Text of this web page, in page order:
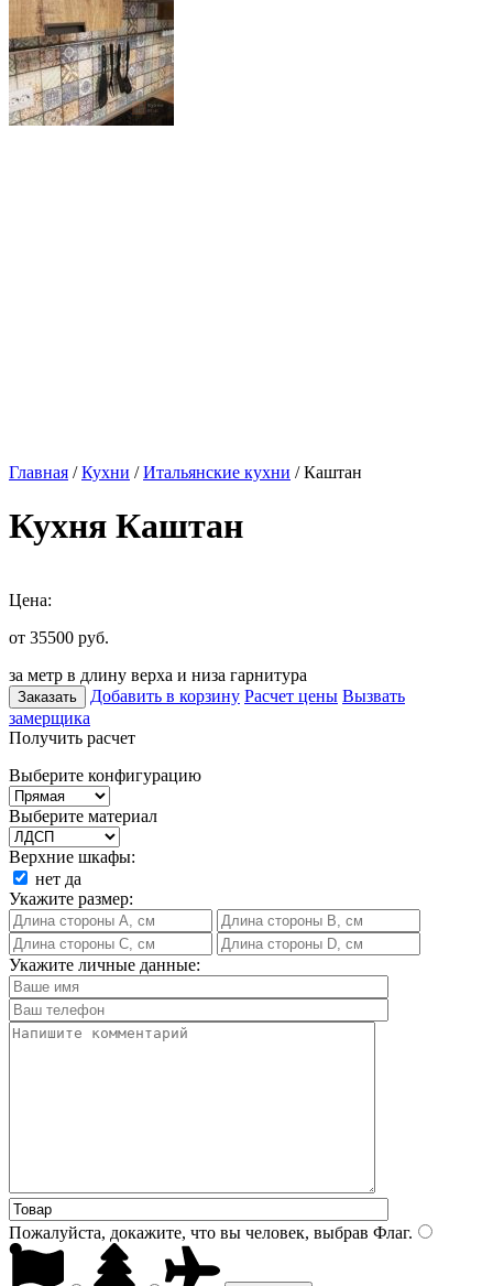
Главная /Кухни /Итальянские кухни / Каштан
Кухня Каштан
Цена:
от 35500 руб.
за метр в длину верха и низа гарнитура
Заказать Добавить в корзину Расчет цены Вызвать
замерщика
Получить расчет
Выберите конфигурацию
Выберите материал
Верхние шкафы:
нет да
Укажите размер:
Укажите личные данные:
Пожалуйста, докажите, что вы человек, выбрав Флаг.